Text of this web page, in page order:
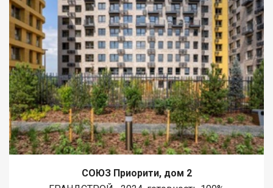
СОЮЗ Приорити, дом 2